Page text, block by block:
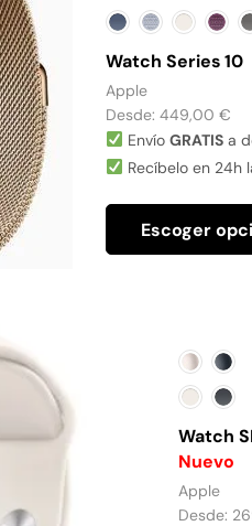
Watch Series 10
Apple
Desde: 449,00 €
Envío GRATISa
Recíbelo en 24h
Escoger
Watch
Nuevo
Apple
Desde: